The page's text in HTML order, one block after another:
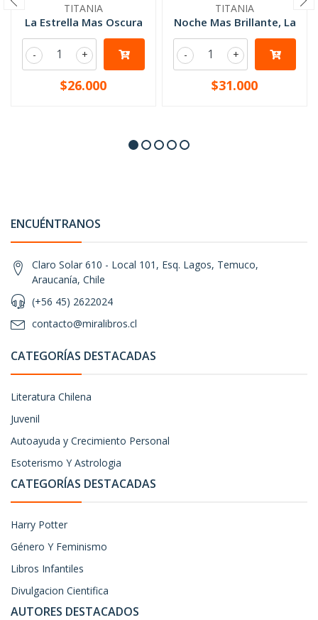
TITANIA
La Estrella Mas Oscura
+
-
$26.000
TITANIA
Noche Mas Brillante, La
+
-
$31.000
ENCUÉNTRANOS
Claro Solar 610 - Local 101, Esq. Lagos, Temuco,
Araucanía, Chile
(+56 45) 2622024
contacto@miralibros.cl
CATEGORÍAS DESTACADAS
Literatura Chilena
Juvenil
Autoayuda y Crecimiento Personal
Esoterismo Y Astrologia
CATEGORÍAS DESTACADAS
Harry Potter
Género Y Feminismo
Libros Infantiles
Divulgacion Cientifica
AUTORES DESTACADOS